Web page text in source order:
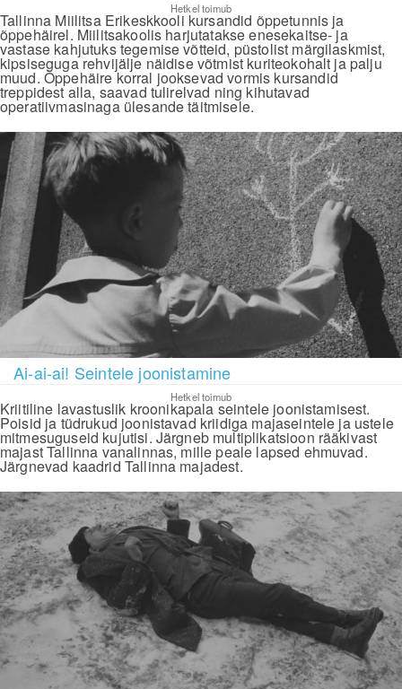
Hetkel toimub
Tallinna Miilitsa Erikeskkooli kursandid õppetunnis ja
õppehäirel. Miilitsakoolis harjutatakse enesekaitse- ja
vastase kahjutuks tegemise võtteid, püstolist märgilaskmist,
kipsiseguga rehvijälje näidise võtmist kuriteokohalt ja palju
muud. Õppehäire korral jooksevad vormis kursandid
treppidest alla, saavad tulirelvad ning kihutavad
operatiivmasinaga ülesande täitmisele.
Ai-ai-ai! Seintele joonistamine
Hetkel toimub
Kriitiline lavastuslik kroonikapala seintele joonistamisest.
Poisid ja tüdrukud joonistavad kriidiga majaseintele ja ustele
mitmesuguseid kujutisi. Järgneb multiplikatsioon rääkivast
majast Tallinna vanalinnas, mille peale lapsed ehmuvad.
Järgnevad kaadrid Tallinna majadest.